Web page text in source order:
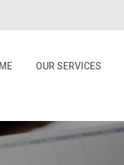
OUR SERVICES